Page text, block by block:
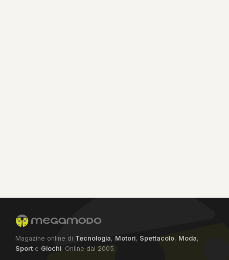
Magazine online di Tecnologia, Motori, Spettacolo, Moda,
Sport e Giochi. Online dal 2005.